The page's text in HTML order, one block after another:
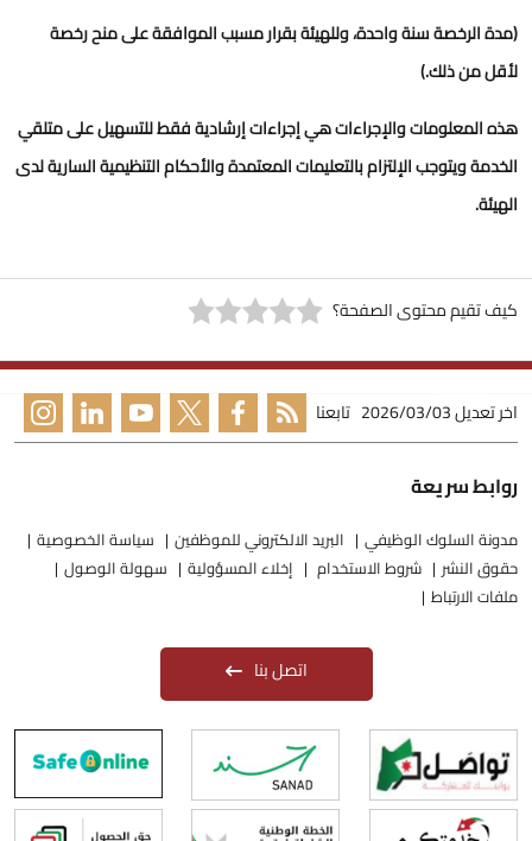
(مدة الرخصة سنة واحدة، وللهيئة بقرار مسبب الموافقة على منح رخصة
لأقل من ذلك.)
هذه المعلومات والإجراءات هي إجراءات إرشادية فقط للتسهيل على متلقي
الخدمة ويتوجب الإلتزام بالتعليمات المعتمدة والأحكام التنظيمية السارية لدى
الهيئة.
كيف تقيم محتوى الصفحة؟
اخر تعديل2026/03/03 تابعنا
روابط سريعة
مدونة السلوك الوظيفي البريد الالكتروني للموظفين
سياسة الخصوصية
حقوق النشر
شروط الاستخدام إخلاء المسؤولية
سهولة الوصول
ملفات الارتباط
اتصل بنا